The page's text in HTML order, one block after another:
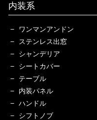
内装系
ワンマンアンドン
ステンレス出窓
シャンデリア
シートカバー
テーブル
内装パネル
ハンドル
シフトノブ